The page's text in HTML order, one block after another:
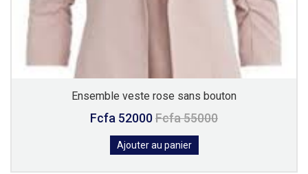
Ensemble veste rose sans bouton
Fcfa 52000Fcfa 55000
Ajouter au panier